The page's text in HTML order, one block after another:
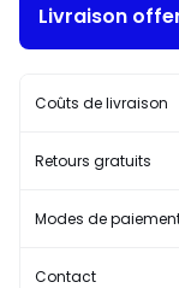
Livraison
Coûts de livraison
Retours gratuits
Modes de
Contact